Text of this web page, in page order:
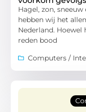
Hagel, zon,
hebben wij het
Nederland.
reden bood
Computers /